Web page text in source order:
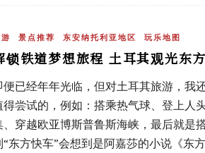
景点推荐 东安纳托利亚地区 玩乐地图
锁铁道梦想旅程 土耳其观光东
便已经年年光临，但对土耳其旅游，我
得尝试的，例如：搭乘热气球、登上人
、穿越欧亚博斯普鲁斯海峡，最后就是
“东方快车”会想到是阿嘉莎的小说《东